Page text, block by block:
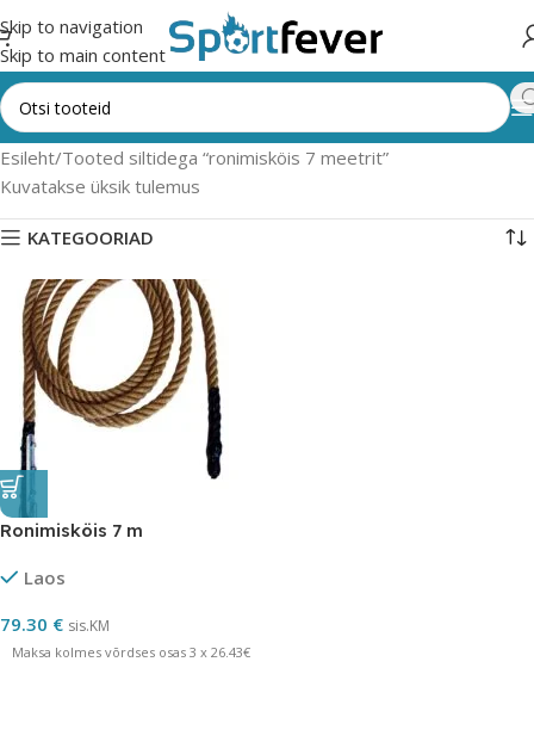
Skip to navigation
Skip to main content
Esileht Tooted siltidega “ronimisköis 7 meetrit”
Kuvatakse üksik tulemus
KATEGOORIAD
Ronimisköis 7 m
Laos
79.30 € sis.KM
Maksa kolmes võrdses osas 3 x 26.43€